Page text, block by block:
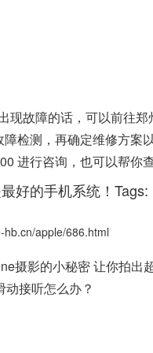
故障的话，可以前往郑
检测，再确定维修方案
进行咨询，也可以帮你
好的手机系统！Tags:
hb.cn/apple/686.html
摄影的小秘密 让你拍出
接听怎么办？